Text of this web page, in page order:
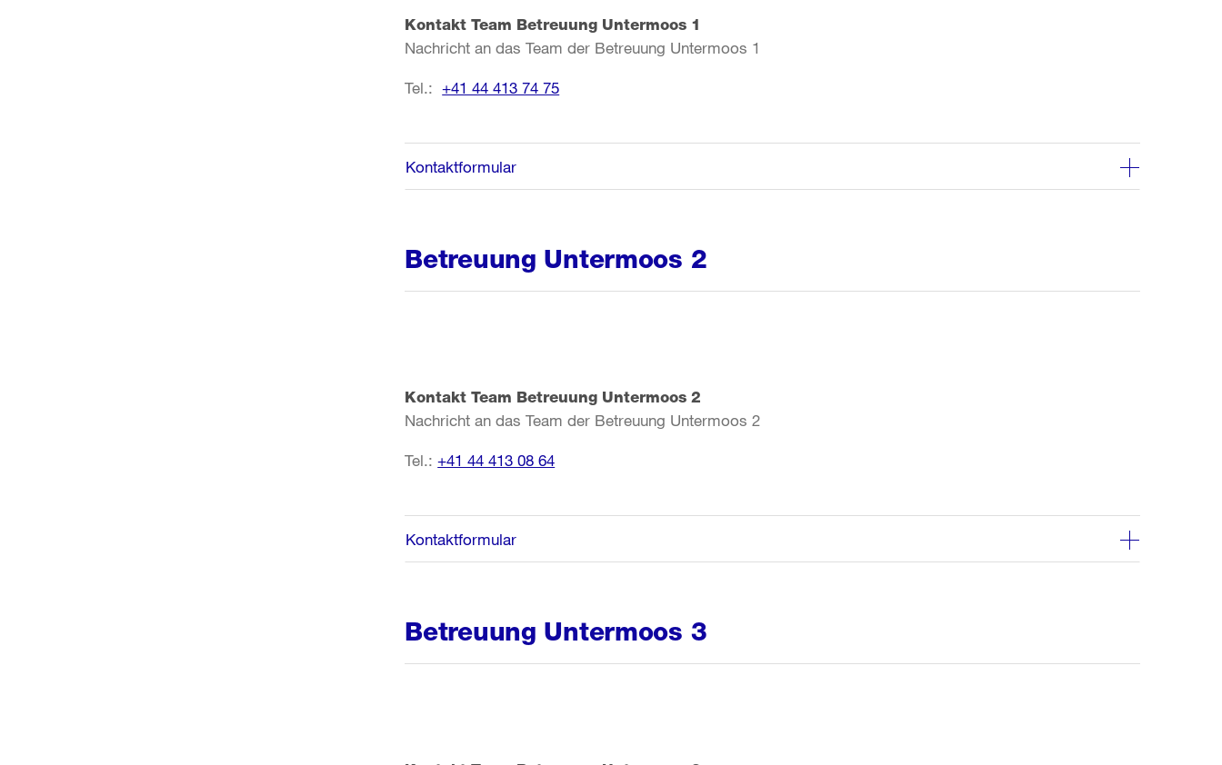
Kontakt Team Betreuung Untermoos 1
Nachricht an das Team der Betreuung Untermoos 1
Tel.:+41 44 413 74 75
Kontaktformular
Betreuung Untermoos 2
Kontakt Team Betreuung Untermoos 2
Nachricht an das Team der Betreuung Untermoos 2
Tel.:+41 44 413 08 64
Kontaktformular
Betreuung Untermoos 3